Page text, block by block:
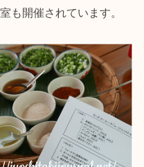
も開催されています。